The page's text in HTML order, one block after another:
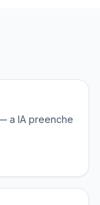
a IA preenche